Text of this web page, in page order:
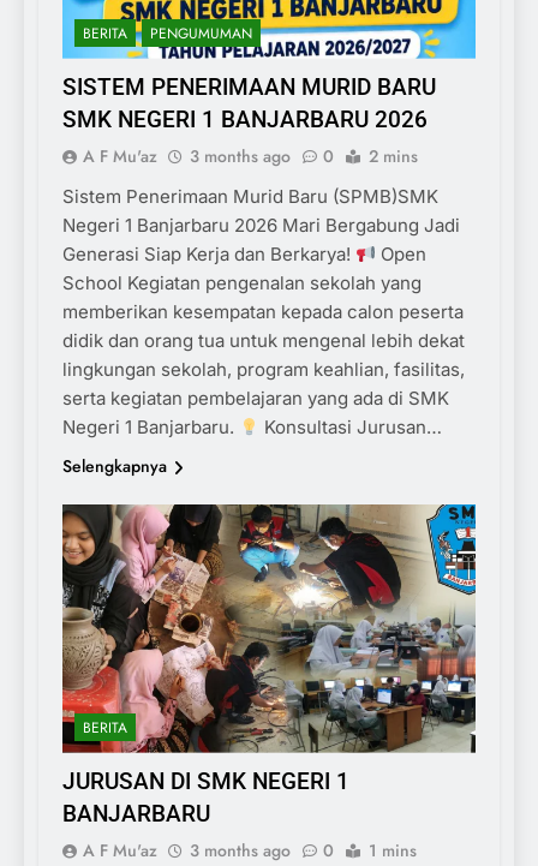
BERITA PENGUMUMAN
SISTEM PENERIMAAN MURID BARU
SMK NEGERI 1 BANJARBARU 2026
A F Mu'az 3 months ago 0 2 mins
Sistem Penerimaan Murid Baru (SPMB)SMK
Negeri 1 Banjarbaru 2026 Mari Bergabung Jadi
Generasi Siap Kerja dan Berkarya!
Open
School Kegiatan pengenalan sekolah yang
memberikan kesempatan kepada calon peserta
didik dan orang tua untuk mengenal lebih dekat
lingkungan sekolah, program keahlian, fasilitas,
serta kegiatan pembelajaran yang ada di SMK
Negeri 1 Banjarbaru.
Konsultasi Jurusan…
Selengkapnya
BERITA
JURUSAN DI SMK NEGERI 1
BANJARBARU
A F Mu'az 3 months ago 0 1 mins